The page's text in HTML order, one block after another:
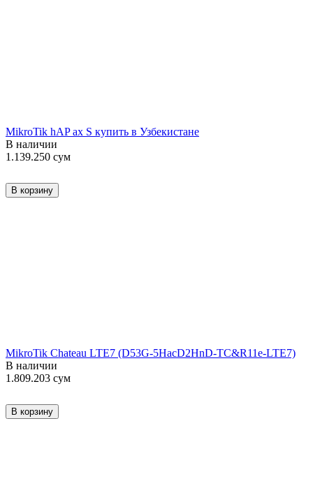
MikroTik hAP ax S купить в Узбекистане
В наличии
1.139.250 сум
В корзину
MikroTik Chateau LTE7 (D53G-5HacD2HnD-TC&R11e-LTE7)
В наличии
1.809.203 сум
В корзину